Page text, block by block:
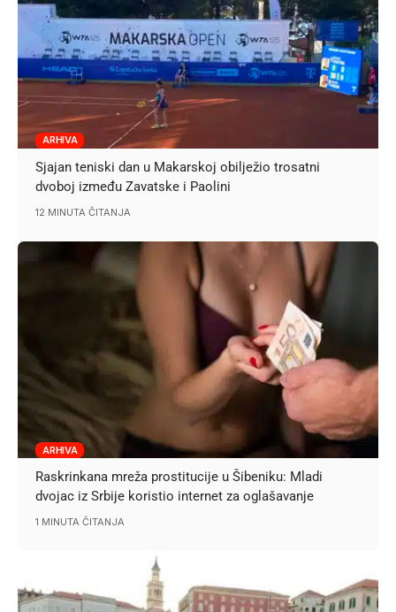
ARHIVA
Sjajan teniski dan u Makarskoj obilježio trosatni
dvoboj između Zavatske i Paolini
12 MINUTA ČITANJA
ARHIVA
Raskrinkana mreža prostitucije u Šibeniku: Mladi
dvojac iz Srbije koristio internet za oglašavanje
1 MINUTA ČITANJA